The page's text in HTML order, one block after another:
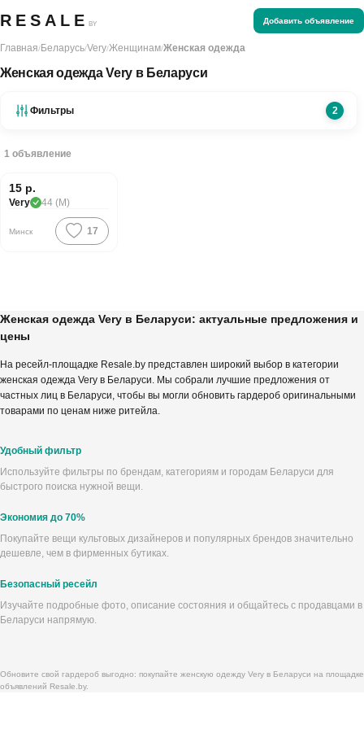
RESALE BY Добавить объявление
Главная/Беларусь/Very/Женщинам/Женская одежда
Женская одежда Very в Беларуси
Фильтры 2
1 объявление
Хорошая цена
15 р.
Very 44 (M)
Минск 17
Женская одежда Very в Беларуси: актуальные предложения и
цены
На ресейл-площадке Resale.by представлен широкий выбор в категории
женская одежда Very в Беларуси. Мы собрали лучшие предложения от
частных лиц в Беларуси, чтобы вы могли обновить гардероб оригинальными
товарами по ценам ниже ритейла.
Удобный фильтр
Используйте фильтры по брендам, категориям и городам Беларуси для
быстрого поиска нужной вещи.
Экономия до 70%
Покупайте вещи культовых дизайнеров и популярных брендов значительно
дешевле, чем в фирменных бутиках.
Безопасный ресейл
Изучайте подробные фото, описание состояния и общайтесь с продавцами в
Беларуси напрямую.
Обновите свой гардероб выгодно: покупайте женскую одежду Very в Беларуси на площадке
объявлений Resale.by.